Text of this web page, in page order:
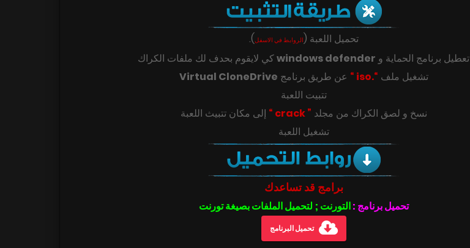
تحميل اللعبة (الروابط في الاسفل)
.
تعطيل برنامج الحماية و windows defenderكي لايقوم بحدف لك ملفات الكراك
تشغيل ملف “.iso “ عن طريق برنامج Virtual CloneDrive
تتبيت اللعبة
‎‫نسخ و لصق الكراك من مجلد ” crack “
تشغيل اللعبة
برامج قد تساعدك
تحميل برنامج :التورنت ; لتحميل الملفات بصيغة تورنت
تحميل البرنامج